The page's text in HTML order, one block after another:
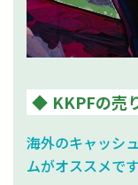
KKPFの売
海外のキャッシ
ムがオススメで